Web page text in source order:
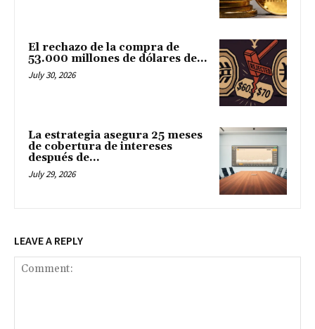
El rechazo de la compra de
53.000 millones de dólares de...
July 30, 2026
La estrategia asegura 25 meses
de cobertura de intereses
después de...
July 29, 2026
LEAVE A REPLY